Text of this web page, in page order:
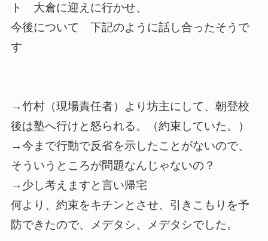
ト 大倉に迎えに行かせ、
今後について 下記のように話し合ったそうで
す
→竹村（現場責任者）より坊主にして、朝登校
後は塾へ行けと怒られる。（約束していた。）
→今まで行動で反省を示したことがないので、
そういうところが問題なんじゃないの？
→少し考えますと言い帰宅
何より、約束をキチンとさせ、引きこもりを予
防できたので、メデタシ、メデタシでした。